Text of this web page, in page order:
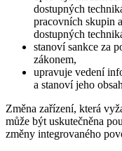
dostupných
pracovních skupin
dostupných
stanoví sankce za
zákonem,
upravuje vedení
a stanoví jeho
Změna zařízení, která
může být uskutečněna
změny integrovaného